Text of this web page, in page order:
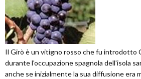
Il Girò è un vitigno rosso che fu introdotto
durante l'occupazione spagnola dell'isola
anche se inizialmente la sua diffusione era